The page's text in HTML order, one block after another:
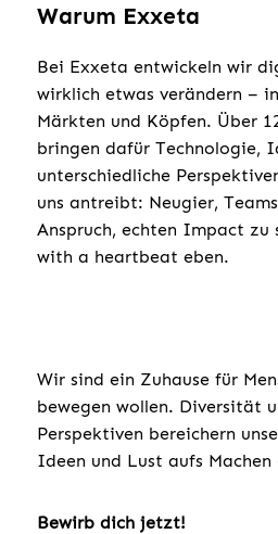
Warum Exxeta
Bei Exxeta entwickeln wir
wirklich etwas verändern –
Märkten und Köpfen. Über
bringen dafür Technologie,
unterschiedliche
uns antreibt: Neugier,
Anspruch, echten Impact zu
with a heartbeat eben.
Wir sind ein Zuhause für
bewegen wollen. Diversität
Perspektiven bereichern
Ideen und Lust aufs
Bewirb dich jetzt!